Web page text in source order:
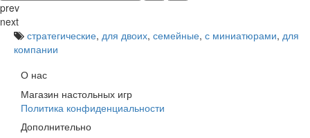
prev
next
стратегические, для двоих, семейные, с миниатюрами, для
компании
О нас
Магазин настольных игр
Политика конфиденциальности
Дополнительно